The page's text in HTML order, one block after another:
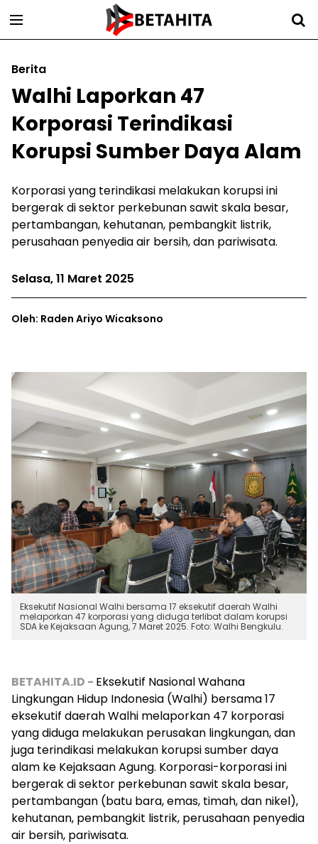
Berita
Walhi Laporkan 47
Korporasi Terindikasi
Korupsi Sumber Daya Alam
Korporasi yang terindikasi melakukan korupsi ini
bergerak di sektor perkebunan sawit skala besar,
pertambangan, kehutanan, pembangkit listrik,
perusahaan penyedia air bersih, dan pariwisata.
Selasa, 11 Maret 2025
Oleh: Raden Ariyo Wicaksono
Eksekutif Nasional Walhi bersama 17 eksekutif daerah Walhi
melaporkan 47 korporasi yang diduga terlibat dalam korupsi
SDA ke Kejaksaan Agung, 7 Maret 2025. Foto: Walhi Bengkulu.
BETAHITA.ID - Eksekutif Nasional Wahana
Lingkungan Hidup Indonesia (Walhi) bersama 17
eksekutif daerah Walhi melaporkan 47 korporasi
yang diduga melakukan perusakan lingkungan, dan
juga terindikasi melakukan korupsi sumber daya
alam ke Kejaksaan Agung. Korporasi-korporasi ini
bergerak di sektor perkebunan sawit skala besar,
pertambangan (batu bara, emas, timah, dan nikel),
kehutanan, pembangkit listrik, perusahaan penyedia
air bersih, pariwisata.